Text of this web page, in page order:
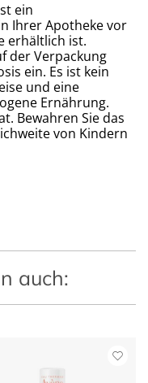
ein
Ihrer Apotheke vor
erhältlich ist.
der Verpackung
ein. Es ist kein
und eine
Ernährung.
Bewahren Sie das
von Kindern
auch: